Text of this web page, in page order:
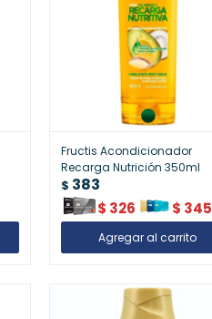
Fructis Acondicionador
Recarga Nutrición 350ml
$ 383
$ 326 $ 345